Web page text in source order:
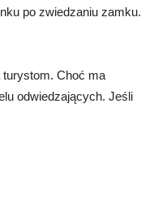
po zwiedzaniu zamku.
turystom. Choć ma
odwiedzających. Jeśli